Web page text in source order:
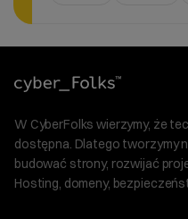
W CyberFolks wierzymy, że
dostępna. Dlatego tworzymy
budować strony, rozwijać
Hosting, domeny,